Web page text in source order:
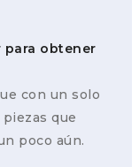
para obtener
con un solo
que
poco aún.